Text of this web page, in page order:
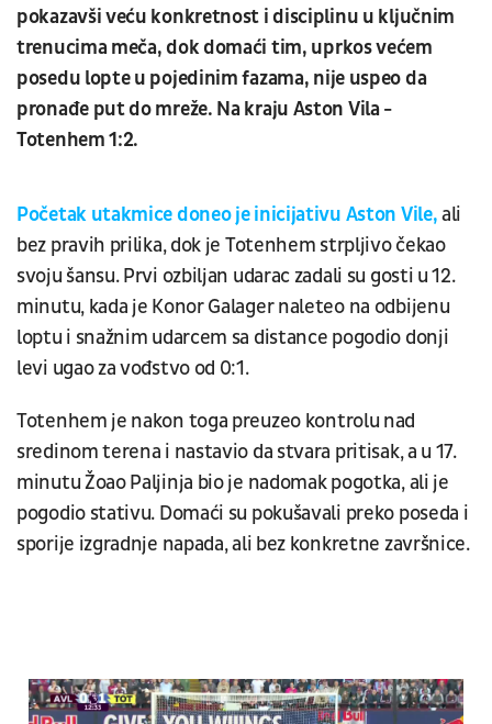
pokazavši veću konkretnost i disciplinu u ključnim
trenucima meča, dok domaći tim, uprkos većem
posedu lopte u pojedinim fazama, nije uspeo da
pronađe put do mreže. Na kraju Aston Vila -
Totenhem 1:2.
Početak utakmice doneo je inicijativu Aston Vile,ali
bez pravih prilika, dok je Totenhem strpljivo čekao
svoju šansu. Prvi ozbiljan udarac zadali su gosti u 12.
minutu, kada je Konor Galager naleteo na odbijenu
loptu i snažnim udarcem sa distance pogodio donji
levi ugao za vođstvo od 0:1.
Totenhem je nakon toga preuzeo kontrolu nad
sredinom terena i nastavio da stvara pritisak, a u 17.
minutu Žoao Paljinja bio je nadomak pogotka, ali je
pogodio stativu. Domaći su pokušavali preko poseda i
sporije izgradnje napada, ali bez konkretne završnice.